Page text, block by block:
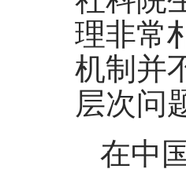
理非常
机制并
层次问
在中